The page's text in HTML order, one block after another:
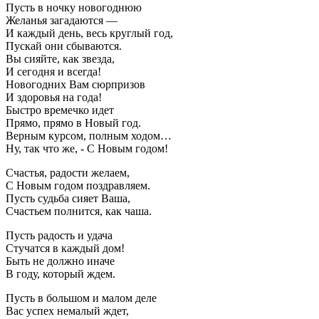
Пусть в ночку новогоднюю
Желанья загадаются —
И каждый день, весь круглый год,
Пускай они сбываются.
Вы сияйте, как звезда,
И сегодня и всегда!
Новогодних Вам сюрпризов
И здоровья на года!
Быстро времечко идет
Прямо, прямо в Новый год.
Верным курсом, полным ходом…
Ну, так что же, - С Новым годом!
Счастья, радости желаем,
С Новым годом поздравляем.
Пусть судьба сияет Ваша,
Счастьем полнится, как чаша.
Пусть радость и удача
Стучатся в каждый дом!
Быть не должно иначе
В году, который ждем.
Пусть в большом и малом деле
Вас успех немалый ждет,